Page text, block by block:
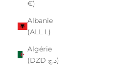
€)
Albanie
(ALL L)
Algérie
(DZD د.ج)